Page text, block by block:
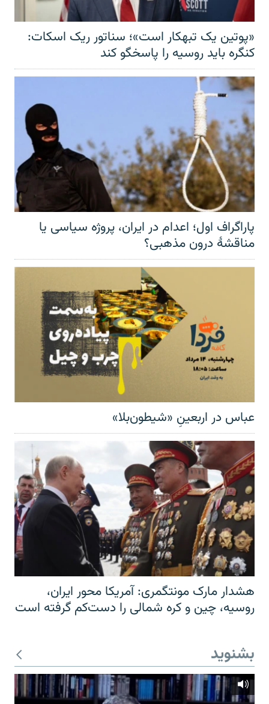
«پوتین یک تبهکار است»؛ سناتور ریک اسکات:
کنگره باید روسیه را پاسخگو کند
پاراگراف اول؛ اعدام در ایران، پروژه سیاسی یا
مناقشهٔ درون مذهبی؟
عباس در اربعینِ «شیطون‌بلا»
هشدار مارک مونتگمری: آمریکا محور ایران،
روسیه، چین و کره شمالی را دست‌کم گرفته است
بشنوید